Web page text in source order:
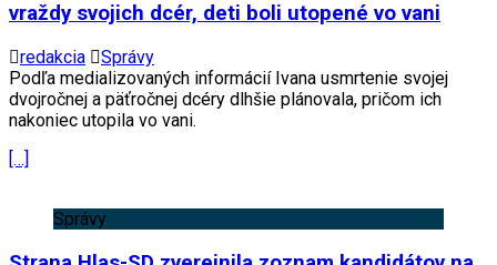
vraždy svojich dcér, deti boli utopené vo vani
redakcia
Správy
Podľa medializovaných informácií Ivana usmrtenie svojej
dvojročnej a päťročnej dcéry dlhšie plánovala, pričom ich
nakoniec utopila vo vani.
[…]
Správy